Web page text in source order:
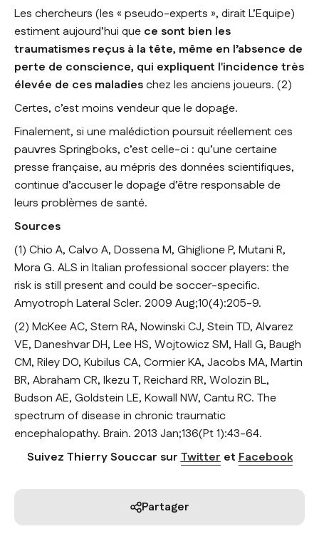
Les chercheurs (les « pseudo-experts », dirait L’Equipe)
estiment aujourd’hui que ce sont bien les
traumatismes reçus à la tête, même en l’absence de
perte de conscience, qui expliquent l'incidence très
élevée de ces maladieschez les anciens joueurs. (2)
Certes, c’est moins vendeur que le dopage.
Finalement, si une malédiction poursuit réellement ces
pauvres Springboks, c’est celle-ci : qu’une certaine
presse française, au mépris des données scientifiques,
continue d’accuser le dopage d’être responsable de
leurs problèmes de santé.
Sources
(1) Chio A, Calvo A, Dossena M, Ghiglione P, Mutani R,
Mora G. ALS in Italian professional soccer players: the
risk is still present and could be soccer-specific.
Amyotroph Lateral Scler. 2009 Aug;10(4):205-9.
(2) McKee AC, Stern RA, Nowinski CJ, Stein TD, Alvarez
VE, Daneshvar DH, Lee HS, Wojtowicz SM, Hall G, Baugh
CM, Riley DO, Kubilus CA, Cormier KA, Jacobs MA, Martin
BR, Abraham CR, Ikezu T, Reichard RR, Wolozin BL,
Budson AE, Goldstein LE, Kowall NW, Cantu RC. The
spectrum of disease in chronic traumatic
encephalopathy. Brain. 2013 Jan;136(Pt 1):43-64.
Suivez Thierry Souccar surTwitteretFacebook
Partager